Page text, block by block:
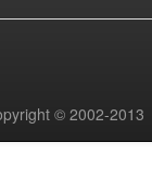
© 2002-2013